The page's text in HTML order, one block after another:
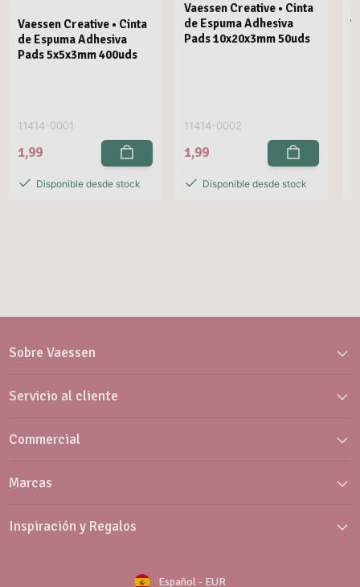
Vaessen Creative • Cinta
de Espuma Adhesiva
Pads 5x5x3mm 400uds
11414-0001
1,99
Disponible desde stock
Vaessen Creative • Cinta
de Espuma Adhesiva
Pads 10x20x3mm 50uds
11414-0002
1,99
Disponible desde stock
Sobre Vaessen
Servicio al cliente
Commercial
Marcas
Inspiración y Regalos
Español- EUR